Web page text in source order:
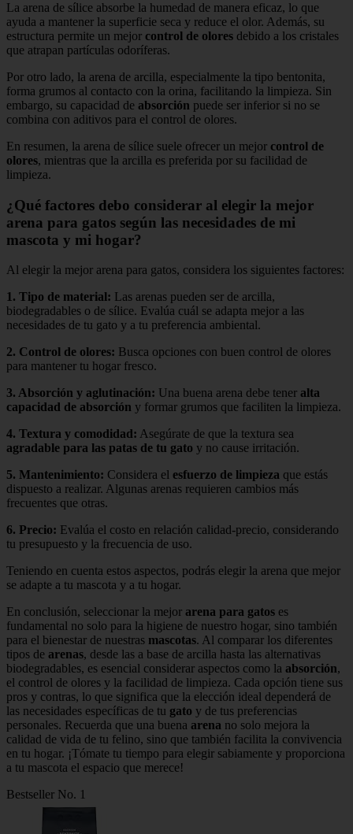
La arena de sílice absorbe la humedad de manera eficaz, lo que
ayuda a mantener la superficie seca y reduce el olor. Además, su
estructura permite un mejor control de olores debido a los cristales
que atrapan partículas odoríferas.
Por otro lado, la arena de arcilla, especialmente la tipo bentonita,
forma grumos al contacto con la orina, facilitando la limpieza. Sin
embargo, su capacidad de absorción puede ser inferior si no se
combina con aditivos para el control de olores.
En resumen, la arena de sílice suele ofrecer un mejor control de
olores, mientras que la arcilla es preferida por su facilidad de
limpieza.
¿Qué factores debo considerar al elegir la mejor
arena para gatos según las necesidades de mi
mascota y mi hogar?
Al elegir la mejor arena para gatos, considera los siguientes factores:
1. Tipo de material : Las arenas pueden ser de arcilla,
biodegradables o de sílice. Evalúa cuál se adapta mejor a las
necesidades de tu gato y a tu preferencia ambiental.
2. Control de olores: Busca opciones con buen control de olores
para mantener tu hogar fresco.
3. Absorción y aglutinación: Una buena arena debe tener alta
capacidad de absorción y formar grumos que faciliten la limpieza.
4. Textura y comodidad : Asegúrate de que la textura sea
agradable para las patas de tu gato y no cause irritación.
5. Mantenimiento: Considera el esfuerzo de limpieza que estás
dispuesto a realizar. Algunas arenas requieren cambios más
frecuentes que otras.
6. Precio: Evalúa el costo en relación calidad-precio, considerando
tu presupuesto y la frecuencia de uso.
Teniendo en cuenta estos aspectos, podrás elegir la arena que mejor
se adapte a tu mascota y a tu hogar.
En conclusión, seleccionar la mejor arena para gatos es
fundamental no solo para la higiene de nuestro hogar, sino también
para el bienestar de nuestras mascotas. Al comparar los diferentes
tipos de arenas, desde las a base de arcilla hasta las alternativas
biodegradables, es esencial considerar aspectos como la absorción,
el control de olores y la facilidad de limpieza. Cada opción tiene sus
pros y contras, lo que significa que la elección ideal dependerá de
las necesidades específicas de tu gato y de tus preferencias
personales. Recuerda que una buena arena no solo mejora la
calidad de vida de tu felino, sino que también facilita la convivencia
en tu hogar. ¡Tómate tu tiempo para elegir sabiamente y proporciona
a tu mascota el espacio que merece!
Bestseller No. 1